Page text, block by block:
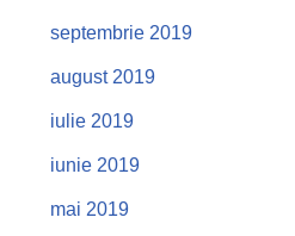
septembrie 2019
august 2019
iulie 2019
iunie 2019
mai 2019